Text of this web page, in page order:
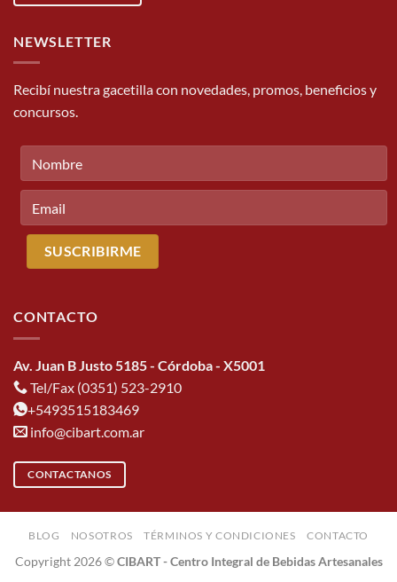
NEWSLETTER
Recibí nuestra gacetilla con novedades, promos, beneficios y
concursos.
CONTACTO
Av. Juan B Justo 5185 - Córdoba - X5001
Tel/Fax (0351) 523-2910
+5493515183469
info@cibart.com.ar
CONTACTANOS
BLOG NOSOTROS TÉRMINOS Y CONDICIONES CONTACTO
Copyright 2026 ©CIBART - Centro Integral de Bebidas Artesanales